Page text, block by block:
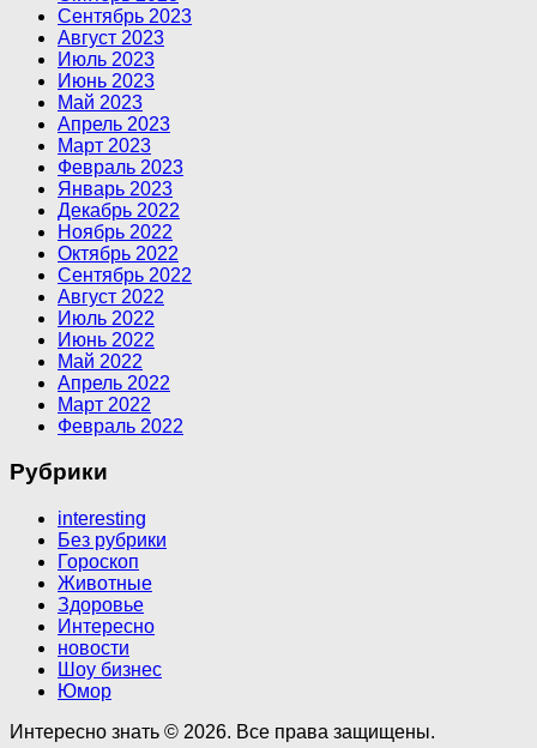
Сентябрь 2023
Август 2023
Июль 2023
Июнь 2023
Май 2023
Апрель 2023
Март 2023
Февраль 2023
Январь 2023
Декабрь 2022
Ноябрь 2022
Октябрь 2022
Сентябрь 2022
Август 2022
Июль 2022
Июнь 2022
Май 2022
Апрель 2022
Март 2022
Февраль 2022
Рубрики
interesting
Без рубрики
Гороскоп
Животные
Здоровье
Интересно
новости
Шоу бизнес
Юмор
Интересно знать © 2026. Все права защищены.